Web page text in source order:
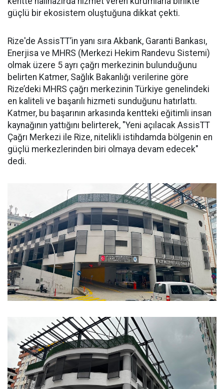
güçlü bir ekosistem oluştuğuna dikkat çekti.
Rize'de AssisTT’in yanı sıra Akbank, Garanti Bankası,
Enerjisa ve MHRS (Merkezi Hekim Randevu Sistemi)
olmak üzere 5 ayrı çağrı merkezinin bulunduğunu
belirten Katmer, Sağlık Bakanlığı verilerine göre
Rize’deki MHRS çağrı merkezinin Türkiye genelindeki
en kaliteli ve başarılı hizmeti sunduğunu hatırlattı.
Katmer, bu başarının arkasında kentteki eğitimli insan
kaynağının yattığını belirterek, "Yeni açılacak AssisTT
Çağrı Merkezi ile Rize, nitelikli istihdamda bölgenin en
güçlü merkezlerinden biri olmaya devam edecek"
dedi.